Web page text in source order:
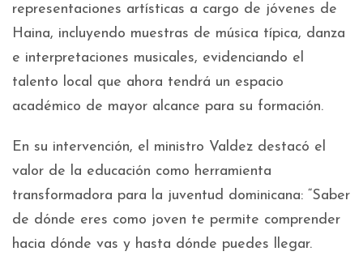
representaciones artísticas a cargo de jóvenes de
Haina, incluyendo muestras de música típica, danza
e interpretaciones musicales, evidenciando el
talento local que ahora tendrá un espacio
académico de mayor alcance para su formación.
En su intervención, el ministro Valdez destacó el
valor de la educación como herramienta
transformadora para la juventud dominicana: “Saber
de dónde eres como joven te permite comprender
hacia dónde vas y hasta dónde puedes llegar.